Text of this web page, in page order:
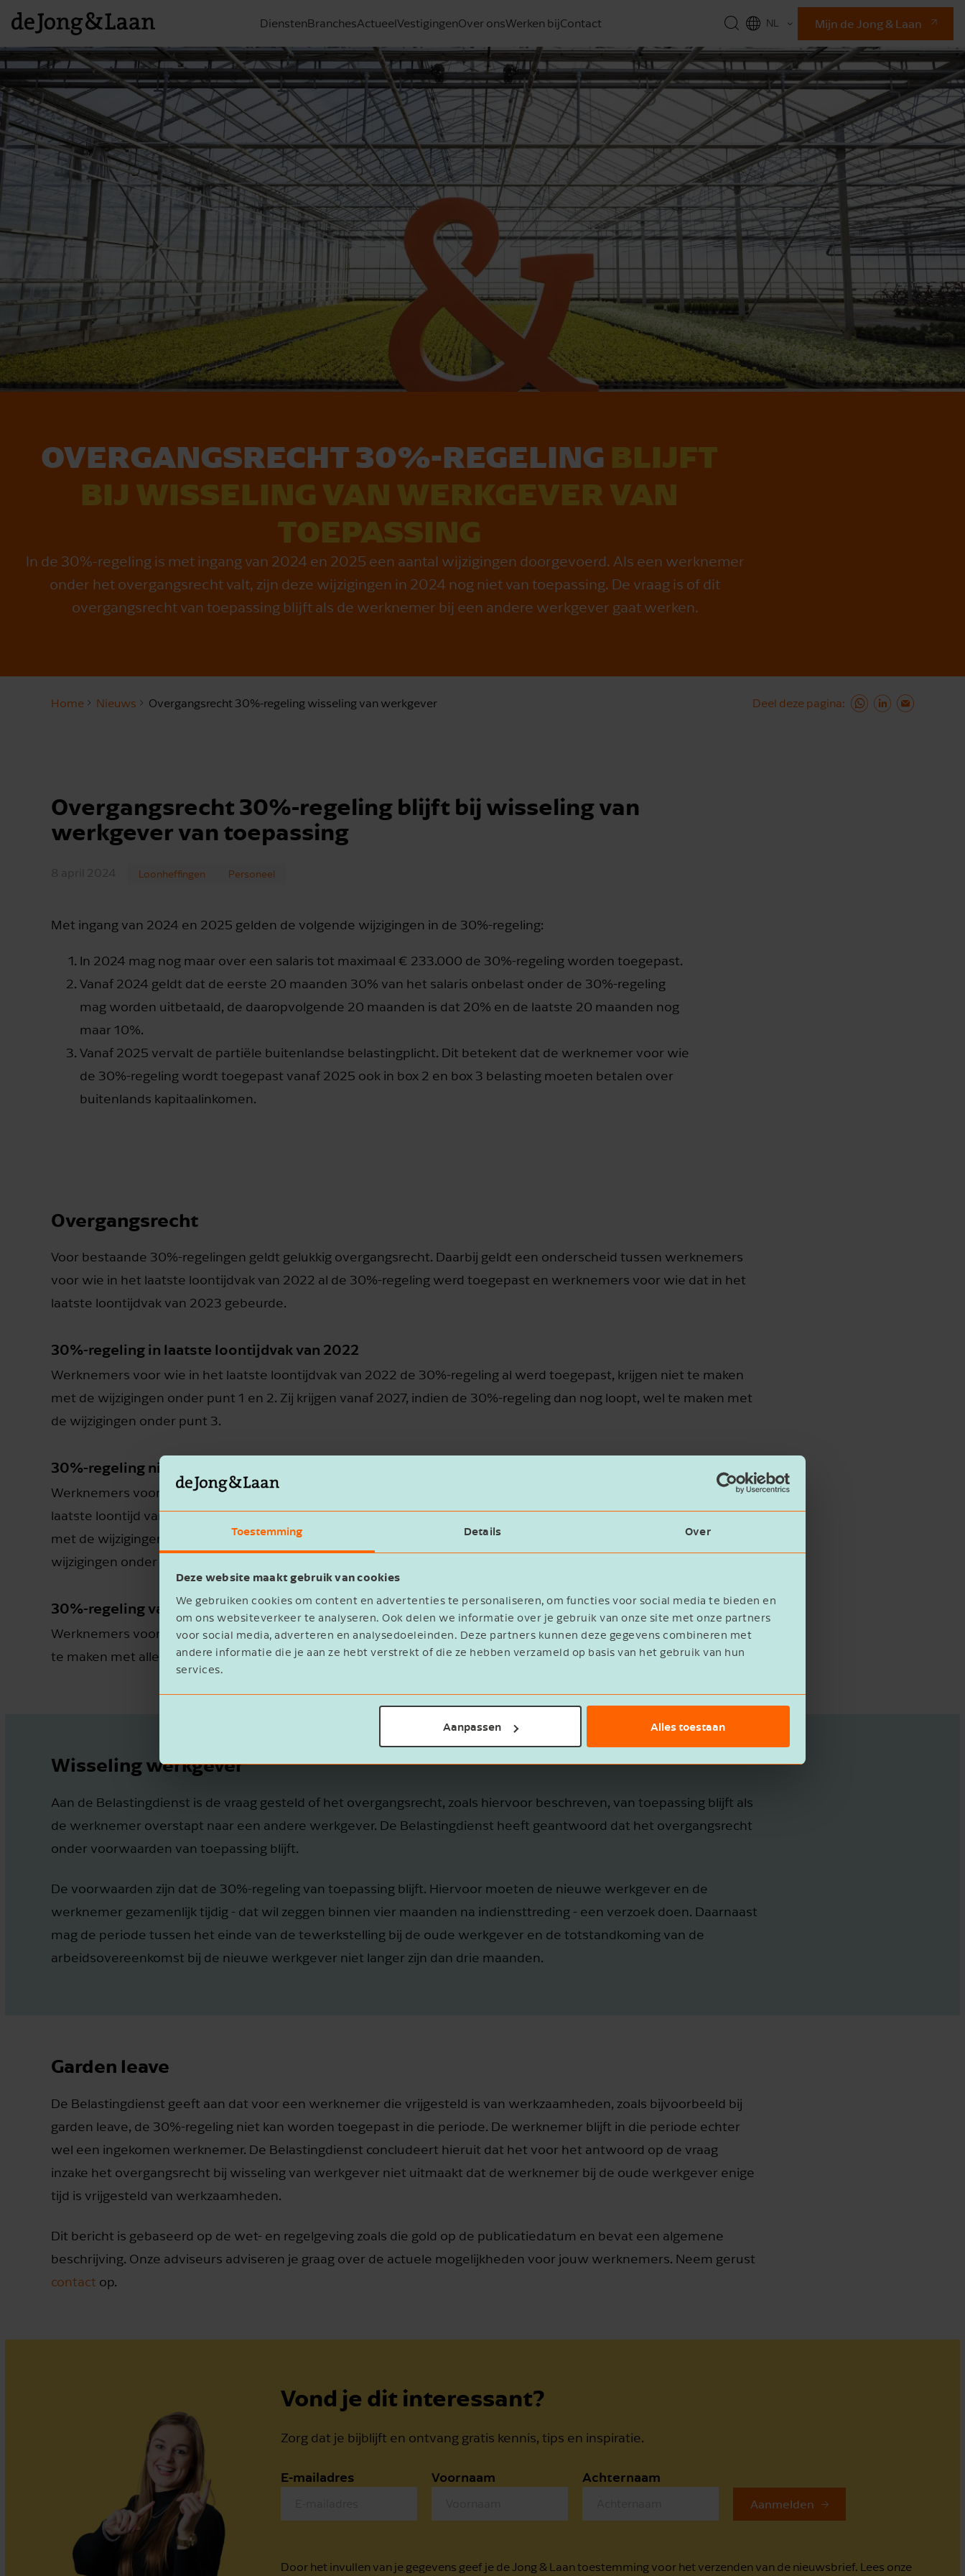
Toestemming Details Over
Deze website maakt gebruik van cookies
We gebruiken cookies om content en advertenties te personaliseren, om functies voor social media te bieden en
om ons websiteverkeer te analyseren. Ook delen we informatie over je gebruik van onze site met onze partners
voor social media, adverteren en analysedoeleinden. Deze partners kunnen deze gegevens combineren met
andere informatie die je aan ze hebt verstrekt of die ze hebben verzameld op basis van het gebruik van hun
services.
Aanpassen Alles toestaan
DienstenBranchesActueelVestigingenOver onsWerken bijContact
NL
Mijn de Jong & Laan
OVERGANGSRECHT 30%-REGELING BLIJFT
BIJ WISSELING VAN WERKGEVER VAN
TOEPASSING
In de 30%-regeling is met ingang van 2024 en 2025 een aantal wijzigingen doorgevoerd. Als een werknemer
onder het overgangsrecht valt, zijn deze wijzigingen in 2024 nog niet van toepassing. De vraag is of dit
overgangsrecht van toepassing blijft als de werknemer bij een andere werkgever gaat werken.
Home Nieuws Overgangsrecht 30%-regeling wisseling van werkgever Deel deze pagina
Overgangsrecht 30%-regeling blijft bij wisseling van
werkgever van toepassing
8 april 2024 Loonheffingen Personeel
Met ingang van 2024 en 2025 gelden de volgende wijzigingen in de 30%-regeling:
In 2024 mag nog maar over een salaris tot maximaal € 233.000 de 30%-regeling worden toegepast.
Vanaf 2024 geldt dat de eerste 20 maanden 30% van het salaris onbelast onder de 30%-regeling
mag worden uitbetaald, de daaropvolgende 20 maanden is dat 20% en de laatste 20 maanden nog
maar 10%.
Vanaf 2025 vervalt de partiële buitenlandse belastingplicht. Dit betekent dat de werknemer voor wie
de 30%-regeling wordt toegepast vanaf 2025 ook in box 2 en box 3 belasting moeten betalen over
buitenlands kapitaalinkomen.
Overgangsrecht
Voor bestaande 30%-regelingen geldt gelukkig overgangsrecht. Daarbij geldt een onderscheid tussen werknemers
voor wie in het laatste loontijdvak van 2022 al de 30%-regeling werd toegepast en werknemers voor wie dat in het
laatste loontijdvak van 2023 gebeurde.
30%-regeling in laatste loontijdvak van 2022
Werknemers voor wie in het laatste loontijdvak van 2022 de 30%-regeling al werd toegepast, krijgen niet te maken
met de wijzigingen onder punt 1 en 2. Zij krijgen vanaf 2027, indien de 30%-regeling dan nog loopt, wel te maken met
de wijzigingen onder punt 3.
30%-regeling niet in het laatste loontijdvak van 2022, maar wel in 2023
Werknemers voor wie in het laatste loontijdvak van 2022 nog niet de 30%-regeling werd toegepast, maar in het
laatste loontijd van 2023 wel, krijgen niet te maken met de wijzigingen onder punt 2. Zij krijgen echter wel te maken
met de wijzigingen onder punt 1. Ze krijgen vanaf 2027, indien de 30%-regeling dan nog loopt, ook te maken met de
wijzigingen onder punt 3.
30%-regeling vanaf 2024
Werknemers voor wie in het laatste loontijdvak van 2023 de 30%-regeling nog niet werd toegepast, krijgen volledig
te maken met alle wijzigingen; voor punt 1 en 2 vanaf 2024 en voor punt 3 vanaf 2025.
Wisseling werkgever
Aan de Belastingdienst is de vraag gesteld of het overgangsrecht, zoals hiervoor beschreven, van toepassing blijft als
de werknemer overstapt naar een andere werkgever. De Belastingdienst heeft geantwoord dat het overgangsrecht
onder voorwaarden van toepassing blijft.
De voorwaarden zijn dat de 30%-regeling van toepassing blijft. Hiervoor moeten de nieuwe werkgever en de
werknemer gezamenlijk tijdig - dat wil zeggen binnen vier maanden na indiensttreding - een verzoek doen. Daarnaast
mag de periode tussen het einde van de tewerkstelling bij de oude werkgever en de totstandkoming van de
arbeidsovereenkomst bij de nieuwe werkgever niet langer zijn dan drie maanden.
Garden leave
De Belastingdienst geeft aan dat voor een werknemer die vrijgesteld is van werkzaamheden, zoals bijvoorbeeld bij
garden leave, de 30%-regeling niet kan worden toegepast in die periode. De werknemer blijft in die periode echter
wel een ingekomen werknemer. De Belastingdienst concludeert hieruit dat het voor het antwoord op de vraag
inzake het overgangsrecht bij wisseling van werkgever niet uitmaakt dat de werknemer bij de oude werkgever enige
tijd is vrijgesteld van werkzaamheden.
Dit bericht is gebaseerd op de wet- en regelgeving zoals die gold op de publicatiedatum en bevat een algemene
beschrijving. Onze adviseurs adviseren je graag over de actuele mogelijkheden voor jouw werknemers. Neem gerust
contact op.
Vond je dit interessant?
Zorg dat je bijblijft en ontvang gratis kennis, tips en inspiratie.
E-mailadres Voornaam Achternaam
Aanmelden
Door het invullen van je gegevens geef je de Jong & Laan toestemming voor het verzenden van de nieuwsbrief. Lees onze